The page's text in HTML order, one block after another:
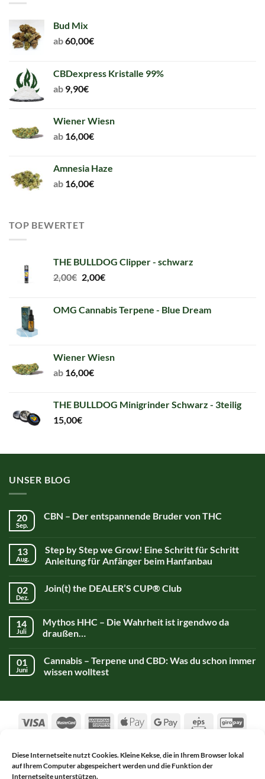
Diese Internetseite nutzt Cookies. Kleine Kekse, die in Ihrem Browser lokal
auf Ihrem Computer abgespeichert werden und die Funktion der
Internetseite unterstützen.
Bud Mix
ab60,00€
CBDexpress Kristalle 99%
ab 9,90€
Wiener Wiesn
ab 16,00€
Amnesia Haze
ab 16,00€
TOP BEWERTET
THE BULLDOG Clipper - schwarz
2,00€ Original
2,00€.
2,00€Current
2,00€.
OMG Cannabis Terpene - Blue Dream
Wiener Wiesn
ab 16,00€
THE BULLDOG Minigrinder Schwarz - 3teilig
15,00€
UNSER BLOG
20
Sep.
CBN – Der entspannende Bruder von THC
13
Aug.
Step by Step we Grow! Eine Schritt für Schritt
Anleitung für Anfänger beim Hanfanbau
02
Dez.
Join(t) the DEALER’S CUP® Club
14
Juli
Mythos HHC – Die Wahrheit ist irgendwo da
draußen…
01
Juni
Cannabis – Terpene und CBD: Was du schon immer
wissen wolltest
AGB DATENSCHUTZERKLÄRUNG